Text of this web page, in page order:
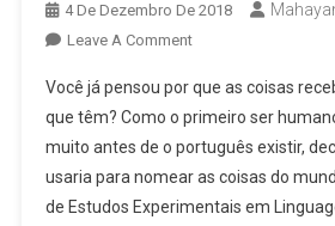
4 De Dezembro De 2018
Leave A Comment
Você já pensou por que as coisas
que têm? Como o primeiro ser
muito antes de o português existir,
usaria para nomear as coisas do
de Estudos Experimentais em